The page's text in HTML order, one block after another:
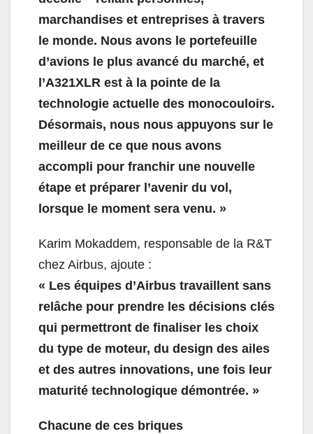
marchandises et entreprises à travers
le monde. Nous avons le portefeuille
d’avions le plus avancé du marché, et
l’A321XLR est à la pointe de la
technologie actuelle des monocouloirs.
Désormais, nous nous appuyons sur le
meilleur de ce que nous avons
accompli pour franchir une nouvelle
étape et préparer l’avenir du vol,
lorsque le moment sera venu. »
Karim Mokaddem, responsable de la R&T
chez Airbus, ajoute :
« Les équipes d’Airbus travaillent sans
relâche pour prendre les décisions clés
qui permettront de finaliser les choix
du type de moteur, du design des ailes
et des autres innovations, une fois leur
maturité technologique démontrée. »
Chacune de ces briques